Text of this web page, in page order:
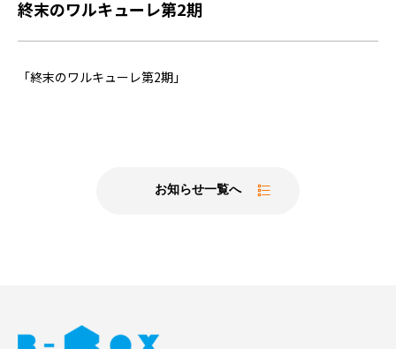
終末のワルキューレ第2期
「終末のワルキューレ第2期」
お知らせ一覧へ